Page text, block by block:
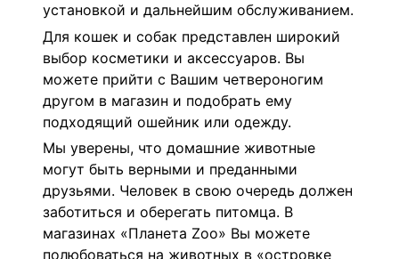
установкой и дальнейшим обслуживанием.
Для кошек и собак представлен широкий
выбор косметики и аксессуаров. Вы
можете прийти с Вашим четвероногим
другом в магазин и подобрать ему
подходящий ошейник или одежду.
Мы уверены, что домашние животные
могут быть верными и преданными
друзьями. Человек в свою очередь должен
заботиться и оберегать питомца. В
магазинах «Планета Zoo» Вы можете
полюбоваться на животных в «островке